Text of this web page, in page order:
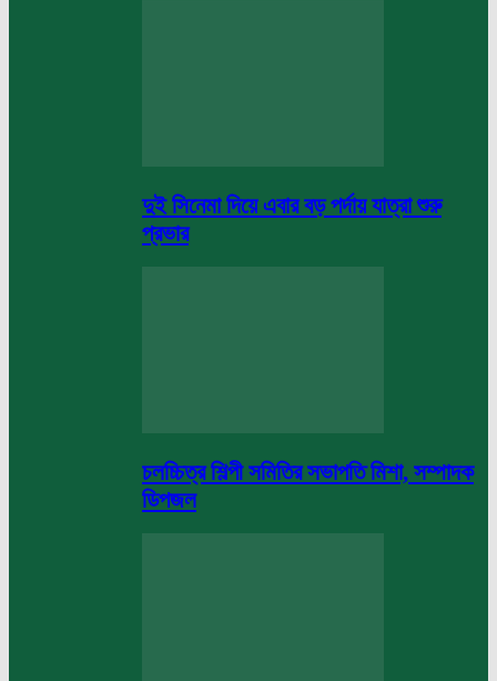
দুই সিনেমা দিয়ে এবার বড় পর্দায় যাত্রা শুরু
প্রভার
চলচ্চিত্র শিল্পী সমিতির সভাপতি মিশা, সম্পাদক
ডিপজল